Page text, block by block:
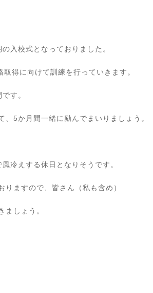
入校式となっておりました。
得に向けて訓練を行っていきます。
す。
、5か月間一緒に励んでまいりましょう。
冷えする休日となりそうです。
ますので、皆さん（私も含め）
ましょう。